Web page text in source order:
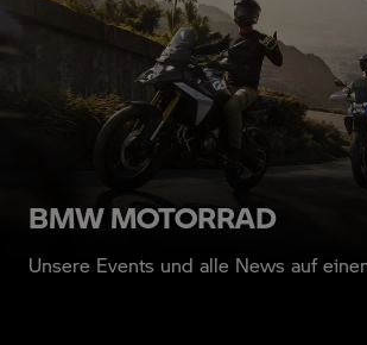
BMW MOTORRAD
Unsere Events und alle News auf